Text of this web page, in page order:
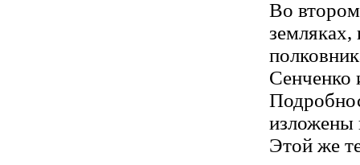
Во втором
Сенченко
изложены
Этой же